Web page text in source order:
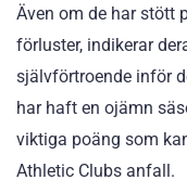
Även om de har stött
förluster, indikerar
självförtroende inför
har haft en ojämn
viktiga poäng som
Athletic Clubs anfall.